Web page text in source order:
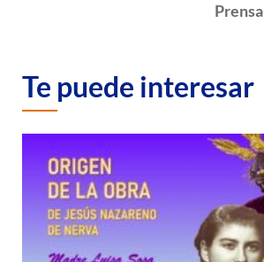
Prensa
Te puede interesar